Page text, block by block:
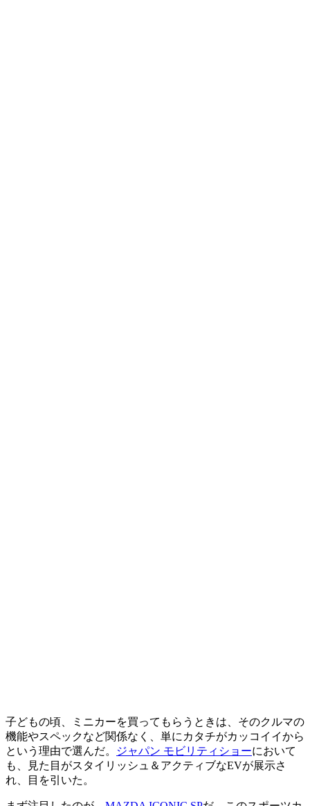
子どもの頃、ミニカーを買ってもらうときは、そのクルマの
機能やスペックなど関係なく、単にカタチがカッコイイから
という理由で選んだ。
ジャパン モビリティショーにおいて
も、見た目がスタイリッシュ＆アクティブなEVが展示さ
れ、目を引いた。